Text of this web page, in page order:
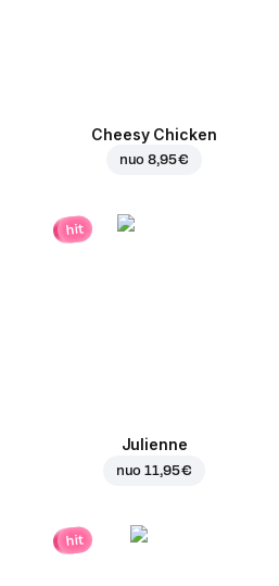
Cheesy Chicken
nuo8,95 €
hit
Julienne
nuo11,95 €
hit